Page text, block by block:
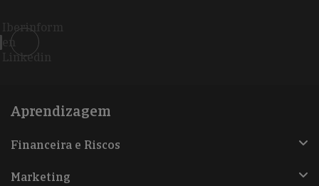
Iberinform
en
Linkedin
Aprendizagem
Financeira e Riscos
Marketing